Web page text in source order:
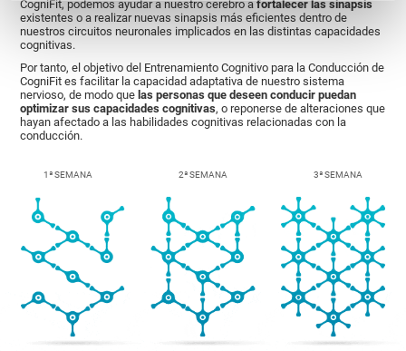
CogniFit, podemos ayudar a nuestro cerebro afortalecer las sinapsis
existentes o a realizar nuevas sinapsis más eficientes dentro de
nuestros circuitos neuronales implicados en las distintas capacidades
cognitivas.
Por tanto, el objetivo del Entrenamiento Cognitivo para la Conducción de
CogniFit es facilitar la capacidad adaptativa de nuestro sistema
nervioso, de modo que las personas que deseen conducir puedan
optimizar sus capacidades cognitivas, o reponerse de alteraciones que
hayan afectado a las habilidades cognitivas relacionadas con la
conducción.
1ª SEMANA 2ª SEMANA 3ª SEMANA